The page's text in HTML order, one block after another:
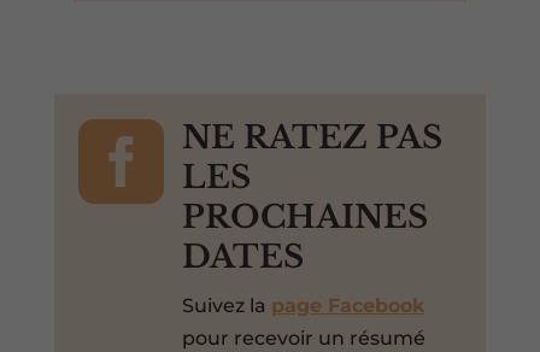

NE RATEZ PAS
LES
PROCHAINES
DATES
Suivez la page Facebook
pour recevoir un résumé